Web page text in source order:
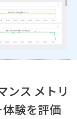
ンス メトリ
験を評価